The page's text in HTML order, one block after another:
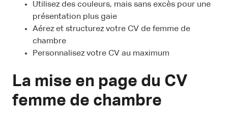
Utilisez des couleurs, mais sans excès pour une
présentation plus gaie
Aérez et structurez votre CV de femme de
chambre
Personnalisez votre CV au maximum
La mise en page du CV
femme de chambre